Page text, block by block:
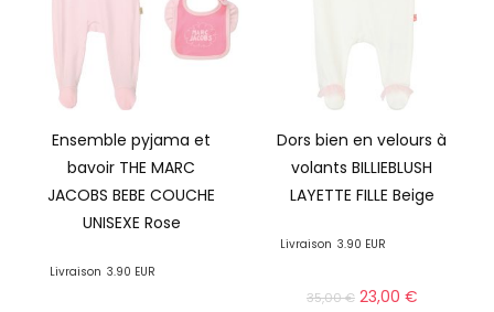
Ensemble pyjama et
bavoir THE MARC
JACOBS BEBE COUCHE
UNISEXE Rose
Livraison 3.90 EUR
Dors bien en velours à
volants BILLIEBLUSH
LAYETTE FILLE Beige
Livraison 3.90 EUR
35,00€ 23,00 €